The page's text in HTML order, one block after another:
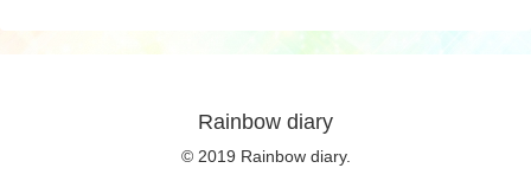
Rainbow diary
© 2019 Rainbow diary.